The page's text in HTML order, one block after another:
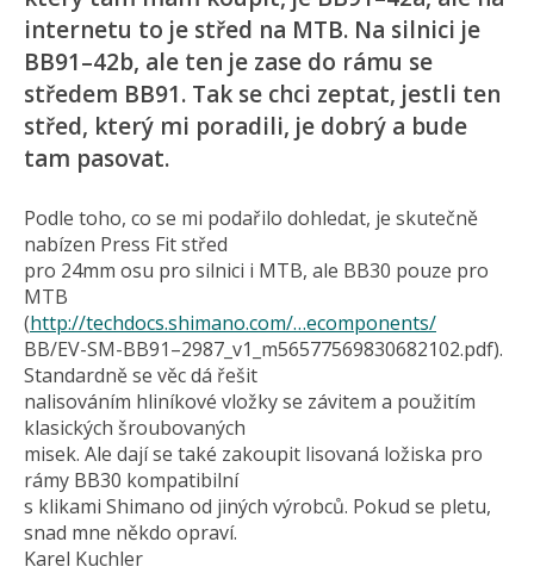
internetu to je střed na MTB. Na silnici je
BB91–42b, ale ten je zase do rámu se
středem BB91. Tak se chci zeptat, jestli ten
střed, který mi poradili, je dobrý a bude
tam pasovat.
Podle toho, co se mi podařilo dohledat, je skutečně
nabízen Press Fit střed
pro 24mm osu pro silnici i MTB, ale BB30 pouze pro
MTB
(http://techdocs.shimano.com/…ecomponents/
BB/EV-SM-BB91–2987_v1_m5657­7569830682102­.pdf).
Standardně se věc dá řešit
nalisováním hliníkové vložky se závitem a použitím
klasických šroubovaných
misek. Ale dají se také zakoupit lisovaná ložiska pro
rámy BB30 kompatibilní
s klikami Shimano od jiných výrobců. Pokud se pletu,
snad mne někdo opraví.
Karel Kuchler